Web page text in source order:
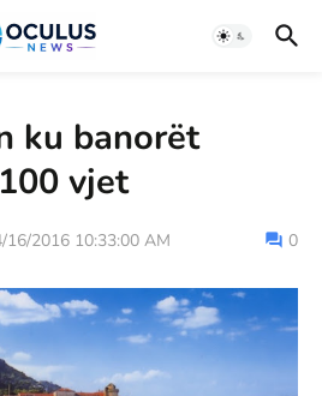
ku banorët
vjet
16/2016 10:33:00 AM 0